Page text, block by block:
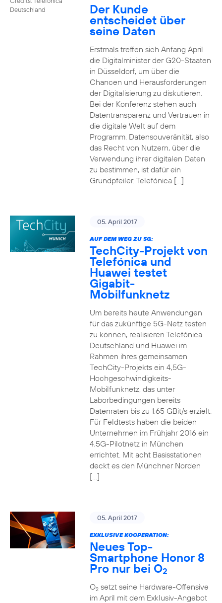
Deutschland
Der Kunde
entscheidet über
seine Daten
Erstmals treffen sich Anfang April
die Digitalminister der G20-Staaten
in Düsseldorf, um über die
Chancen und Herausforderungen
der Digitalisierung zu diskutieren.
Bei der Konferenz stehen auch
Datentransparenz und Vertrauen in
die digitale Welt auf dem
Programm. Datensouveränität, also
das Recht von Nutzern, über die
Verwendung ihrer digitalen Daten
zu bestimmen, ist dafür ein
Grundpfeiler. Telefónica […]
05. April 2017
AUF DEM WEG ZU 5G:
TechCity-Projekt von
Telefónica und
Huawei testet
Gigabit-
Mobilfunknetz
Um bereits heute Anwendungen
für das zukünftige 5G-Netz testen
zu können, realisieren Telefónica
Deutschland und Huawei im
Rahmen ihres gemeinsamen
TechCity-Projekts ein 4,5G-
Hochgeschwindigkeits-
Mobilfunknetz, das unter
Laborbedingungen bereits
Datenraten bis zu 1,65 GBit/s erzielt.
Für Feldtests haben die beiden
Unternehmen im Frühjahr 2016 ein
4,5G-Pilotnetz in München
errichtet. Mit acht Basisstationen
deckt es den Münchner Norden
[…]
05. April 2017
EXKLUSIVE KOOPERATION:
Neues Top-
Smartphone Honor 8
Pro nur bei O2
O2setzt seine Hardware-Offensive
im April mit dem Exklusiv-Angebot